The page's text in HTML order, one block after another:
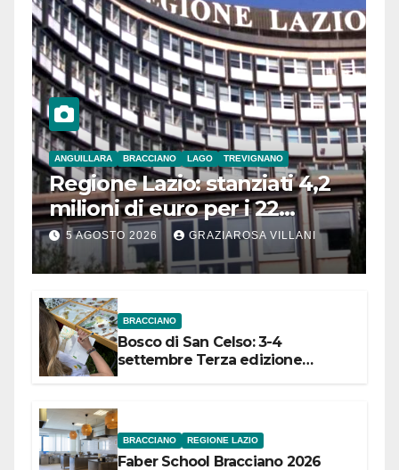
ANGUILLARA BRACCIANO LAGO TREVIGNANO
Regione Lazio: stanziati 4,2
milioni di euro per i 22
Comuni dell’Etruria
Meridionale
5 AGOSTO 2026 GRAZIAROSA VILLANI
BRACCIANO
Bosco di San Celso: 3-4
settembre Terza edizione
BRACCIANO REGIONE LAZIO
Faber School Bracciano 2026